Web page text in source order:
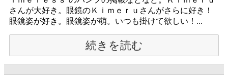
さんが大好き。眼鏡のＫｉｍｅｒｕさんがさらに好き！
眼鏡姿が好き。眼鏡姿が萌。いつも掛けて欲しい！...
続きを読む